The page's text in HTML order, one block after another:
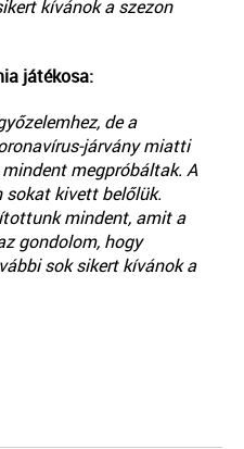
kívánok a szezon
játékosa:
de a
járvány miatti
megpróbáltak. A
kivett belőlük.
mindent, amit a
gondolom, hogy
sok sikert kívánok a